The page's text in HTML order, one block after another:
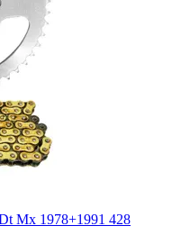
Mx 1978+1991 428